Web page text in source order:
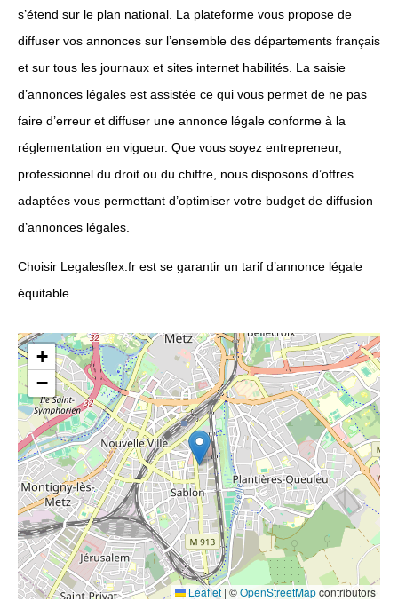
s’étend sur le plan national. La plateforme vous propose de
diffuser vos annonces sur l’ensemble des départements français
et sur tous les journaux et sites internet habilités. La saisie
d’annonces légales est assistée ce qui vous permet de ne pas
faire d’erreur et diffuser une annonce légale conforme à la
réglementation en vigueur. Que vous soyez entrepreneur,
professionnel du droit ou du chiffre, nous disposons d’offres
adaptées vous permettant d’optimiser votre budget de diffusion
d’annonces légales.
Choisir Legalesflex.fr est se garantir un tarif d’annonce légale
équitable.
+
−
Leaflet |©OpenStreetMapcontributors